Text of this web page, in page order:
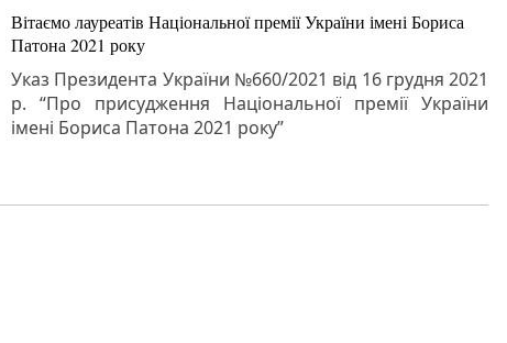
Вітаємо лауреатів Національної премії України імені Бориса
Патона 2021 року
Указ Президента України №660/2021 від 16 грудня 2021
р. “Про присудження Національної премії України
імені Бориса Патона 2021 року”